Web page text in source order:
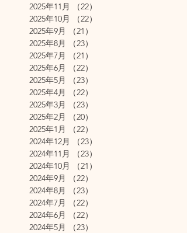
2025年11月
（22）
2025年10月
（22）
2025年9月
（21）
2025年8月
（23）
2025年7月
（21）
2025年6月
（22）
2025年5月
（23）
2025年4月
（22）
2025年3月
（23）
2025年2月
（20）
2025年1月
（22）
2024年12月
（23）
2024年11月
（23）
2024年10月
（21）
2024年9月
（22）
2024年8月
（23）
2024年7月
（22）
2024年6月
（22）
2024年5月
（23）